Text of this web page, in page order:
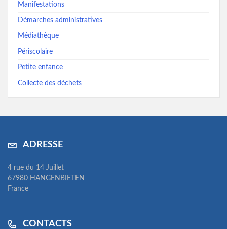
Manifestations
Démarches administratives
Médiathèque
Périscolaire
Petite enfance
Collecte des déchets
ADRESSE
4 rue du 14 Juillet
67980 HANGENBIETEN
France
CONTACTS